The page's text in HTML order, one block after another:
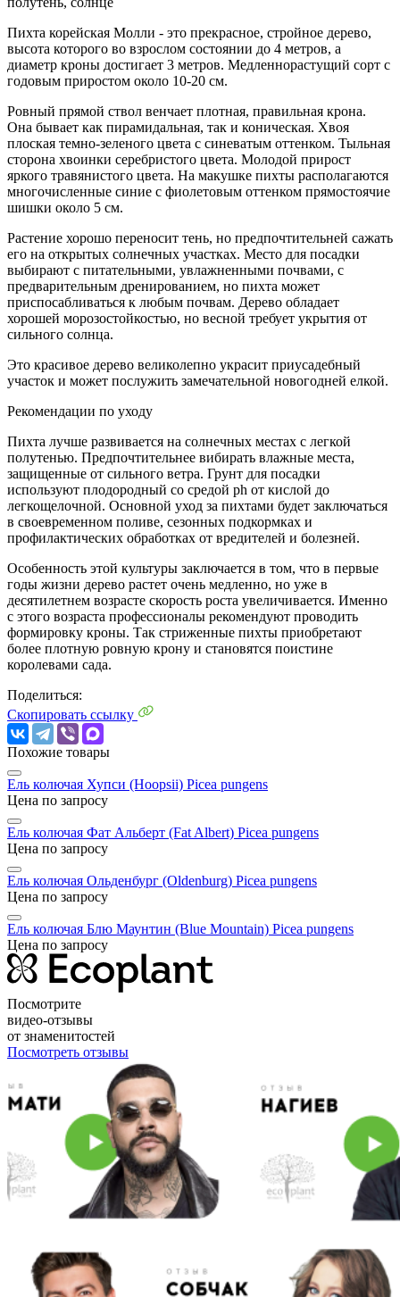
Пихта корейская Молли - это прекрасное, стройное дерево,
высота которого во взрослом состоянии до 4 метров, а
диаметр кроны достигает 3 метров. Медленнорастущий сорт с
годовым приростом около 10-20 см.
Ровный прямой ствол венчает плотная, правильная крона.
Она бывает как пирамидальная, так и коническая. Хвоя
плоская темно-зеленого цвета с синеватым оттенком. Тыльная
сторона хвоинки серебристого цвета. Молодой прирост
яркого травянистого цвета. На макушке пихты располагаются
многочисленные синие с фиолетовым оттенком прямостоячие
шишки около 5 см.
Растение хорошо переносит тень, но предпочтительней сажать
его на открытых солнечных участках. Место для посадки
выбирают с питательными, увлажненными почвами, с
предварительным дренированием, но пихта может
приспосабливаться к любым почвам. Дерево обладает
хорошей морозостойкостью, но весной требует укрытия от
сильного солнца.
Это красивое дерево великолепно украсит приусадебный
участок и может послужить замечательной новогодней елкой.
Рекомендации по уходу
Пихта лучше развивается на солнечных местах с легкой
полутенью. Предпочтительнее вибирать влажные места,
защищенные от сильного ветра. Грунт для посадки
используют плодородный со средой ph от кислой до
легкощелочной. Основной уход за пихтами будет заключаться
в своевременном поливе, сезонных подкормках и
профилактических обработках от вредителей и болезней.
Особенность этой культуры заключается в том, что в первые
годы жизни дерево растет очень медленно, но уже в
десятилетнем возрасте скорость роста увеличивается. Именно
с этого возраста профессионалы рекомендуют проводить
формировку кроны. Так стриженные пихты приобретают
более плотную ровную крону и становятся поистине
королевами сада.
Поделиться:
Скопировать ссылку
Похожие товары
Ель колючая Хупси (Hoopsii) Picea pungens
Цена по запросу
Ель колючая Фат Альберт (Fat Albert) Picea pungens
Цена по запросу
Ель колючая Ольденбург (Oldenburg) Picea pungens
Цена по запросу
Ель колючая Блю Маунтин (Blue Mountain) Picea pungens
Цена по запросу
Посмотрите
видео-отзывы
от знаменитостей
Посмотреть отзывы